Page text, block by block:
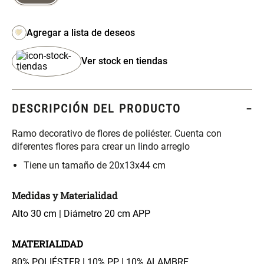
Ver stock en tiendas
DESCRIPCIÓN DEL PRODUCTO
Ramo decorativo de flores de poliéster. Cuenta con
diferentes flores para crear un lindo arreglo
Tiene un tamaño de 20x13x44 cm
Medidas y Materialidad
Alto 30 cm | Diámetro 20 cm APP
MATERIALIDAD
S/ 349.00S/ 261.00
Set Sábanas Algodón satín 240
Hilos
S/ 169.00
Canasto Ropa Bambú Redondo
S/ 69.90
Mueble Repisa Bambú 4
119 cm
S/ 169.00 S/ 135.20
x 33 x 80 cm
Plumón Pluma
Silla Metálica Plegable